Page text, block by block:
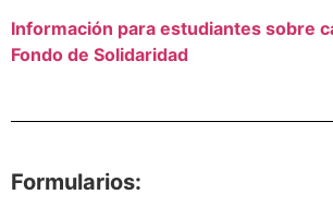
Información para estudiantes sobre
Fondo de Solidaridad
Formularios: